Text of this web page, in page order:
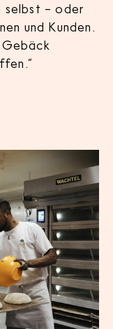
selbst – oder
und Kunden.
Gebäck